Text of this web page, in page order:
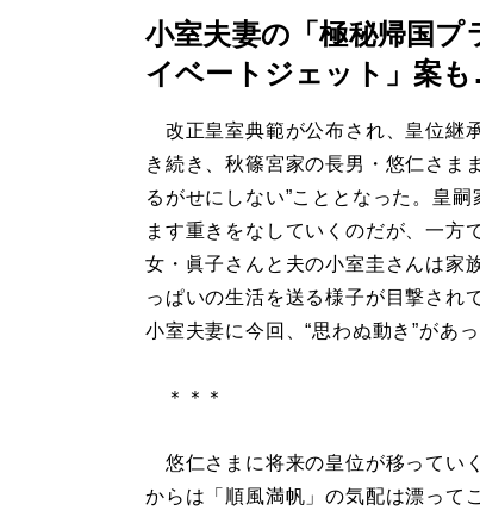
小室夫妻の「極秘帰国
イベートジェット」案
改正皇室典範が公布され、皇位継
き続き、秋篠宮家の長男・悠仁さま
るがせにしない”こととなった。皇嗣
ます重きをなしていくのだが、一方
女・眞子さんと夫の小室圭さんは家
っぱいの生活を送る様子が目撃され
小室夫妻に今回、“思わぬ動き”があっ
＊＊＊
悠仁さまに将来の皇位が移ってい
からは「順風満帆」の気配は漂って